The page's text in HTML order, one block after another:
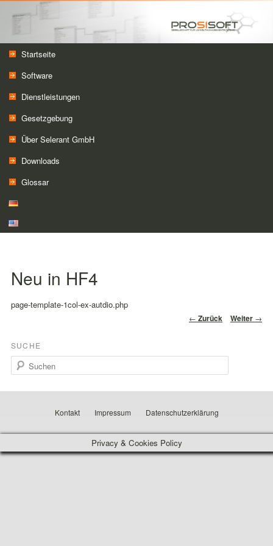
Trace one GmbH
Das Gefahrstoffmanagement für Microsoft Dynamics 365 Business Central
Hauptmenü
Zum Inhalt wechseln
Zum sekundären Inhalt wechseln
Startseite
Software
Dienstleistungen
Gesetzgebung
Über Selerant GmbH
Downloads
Glossar
Neu in HF4
page-template-1col-ex-autdio.php
Beitragsnavigation
← Zurück Weiter →
SUCHE
Suchen
Kontakt Impressum Datenschutzerklärung
Privacy & Cookies Policy